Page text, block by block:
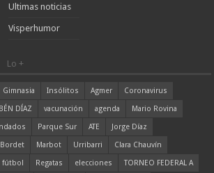
Ultimas noticias
Visperhumor
Lo +
Gimnasia Insólitos Agmer
Coronavirus
DÍAZ vacunación agenda
Mario Rovina
Parque Sur ATE
Jorge Díaz
Bordet Marbot Urribarri
Clara Chauvín
fútbol Regatas elecciones TORNEO FEDERAL A